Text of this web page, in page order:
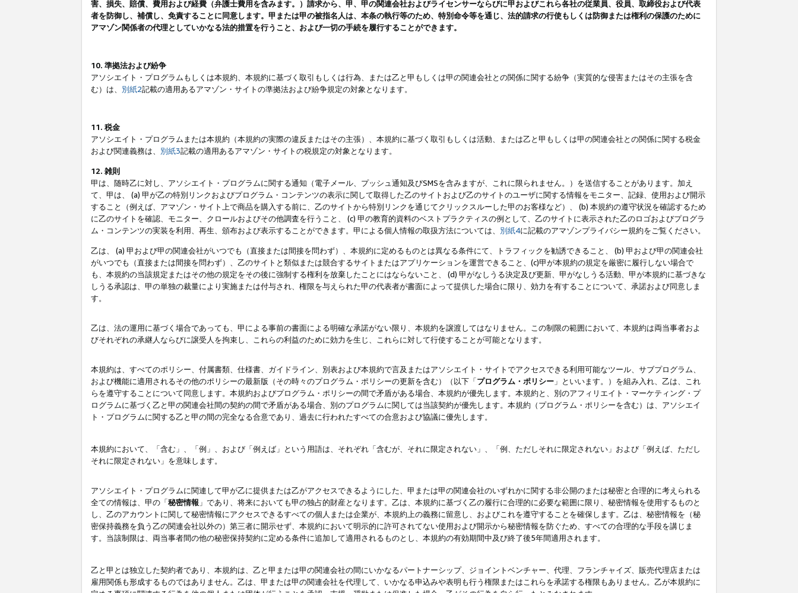
害、損失、賠償、費用および経費（弁護士費用を含みます。）請求から、甲、甲の関連会社およびライセンサーならびに甲およびこれら各社の従業員、役員、取締役および代表
者を防御し、補償し、免責することに同意します。甲または甲の被指名人は、本条の執行等のため、特別命令等を通じ、法的請求の行使もしくは防御または権利の保護のために
アマゾン関係者の代理としていかなる法的措置を行うこと、および一切の手続を履行することができます。
10. 準拠法および紛争
アソシエイト・プログラムもしくは本規約、本規約に基づく取引もしくは行為、または乙と甲もしくは甲の関連会社との関係に関する紛争（実質的な侵害またはその主張を含
む）は、 別紙2記載の適用あるアマゾン・サイトの準拠法および紛争規定の対象となります。
11. 税金
アソシエイト・プログラムまたは本規約（本規約の実際の違反またはその主張）、本規約に基づく取引もしくは活動、または乙と甲もしくは甲の関連会社との関係に関する税金
および関連義務は、 別紙3記載の適用あるアマゾン・サイトの税規定の対象となります。
12. 雑則
甲は、随時乙に対し、アソシエイト・プログラムに関する通知（電子メール、プッシュ通知及びSMSを含みますが、これに限られません。）を送信することがあります。加え
て、甲は、 (a) 甲が乙の特別リンクおよびプログラム・コンテンツの表示に関して取得した乙のサイトおよび乙のサイトのユーザに関する情報をモニター、記録、使用および開示
すること（例えば、アマゾン・サイト上で商品を購入する前に、乙のサイトから特別リンクを通じてクリックスルーした甲のお客様など）、 (b) 本規約の遵守状況を確認するため
に乙のサイトを確認、モニター、クロールおよびその他調査を行うこと、 (c) 甲の教育的資料のベストプラクティスの例として、乙のサイトに表示された乙のロゴおよびプログラ
ム・コンテンツの実装を利用、再生、頒布および表示することができます。甲による個人情報の取扱方法については、 別紙4に記載のアマゾンプライバシー規約をご覧ください。
乙は、 (a) 甲および甲の関連会社がいつでも（直接または間接を問わず）、本規約に定めるものとは異なる条件にて、トラフィックを勧誘できること、 (b) 甲および甲の関連会社
がいつでも（直接または間接を問わず）、乙のサイトと類似または競合するサイトまたはアプリケーションを運営できること、(c)甲が本規約の規定を厳密に履行しない場合で
も、本規約の当該規定またはその他の規定をその後に強制する権利を放棄したことにはならないこと、 (d) 甲がなしうる決定及び更新、甲がなしうる活動、甲が本規約に基づきな
しうる承認は、甲の単独の裁量により実施または付与され、権限を与えられた甲の代表者が書面によって提供した場合に限り、効力を有することについて、承諾および同意しま
す。
乙は、法の運用に基づく場合であっても、甲による事前の書面による明確な承諾がない限り、本規約を譲渡してはなりません。この制限の範囲において、本規約は両当事者およ
びそれぞれの承継人ならびに譲受人を拘束し、これらの利益のために効力を生じ、これらに対して行使することが可能となります。
本規約は、すべてのポリシー、付属書類、仕様書、ガイドライン、別表および本規約で言及またはアソシエイト・サイトでアクセスできる利用可能なツール、サブプログラム、
および機能に適用されるその他のポリシーの最新版（その時々のプログラム・ポリシーの更新を含む）（以下「プログラム・ポリシー 」といいます。）を組み入れ、乙は、これ
らを遵守することについて同意します。本規約およびプログラム・ポリシーの間で矛盾がある場合、本規約が優先します。本規約と、別のアフィリエイト・マーケティング・プ
ログラムに基づく乙と甲の関連会社間の契約の間で矛盾がある場合、別のプログラムに関しては当該契約が優先します。本規約（プログラム・ポリシーを含む）は、アソシエイ
ト・プログラムに関する乙と甲の間の完全なる合意であり、過去に行われたすべての合意および協議に優先します。
本規約において、「含む」、「例」、および「例えば」という用語は、それぞれ「含むが、それに限定されない」、「例、ただしそれに限定されない」および「例えば、ただし
それに限定されない」を意味します。
アソシエイト・プログラムに関連して甲が乙に提供または乙がアクセスできるようにした、甲または甲の関連会社のいずれかに関する非公開のまたは秘密と合理的に考えられる
全ての情報は、甲の「秘密情報 」であり、将来においても甲の独占的財産となります。乙は、本規約に基づく乙の履行に合理的に必要な範囲に限り、秘密情報を使用するものと
し、乙のアカウントに関して秘密情報にアクセスできるすべての個人または企業が、本規約上の義務に留意し、およびこれを遵守することを確保します。乙は、秘密情報を（秘
密保持義務を負う乙の関連会社以外の）第三者に開示せず、本規約において明示的に許可されてない使用および開示から秘密情報を防ぐため、すべての合理的な手段を講じま
す。当該制限は、両当事者間の他の秘密保持契約に定める条件に追加して適用されるものとし、本規約の有効期間中及び終了後5年間適用されます。
乙と甲とは独立した契約者であり、本規約は、乙と甲または甲の関連会社の間にいかなるパートナーシップ、ジョイントベンチャー、代理、フランチャイズ、販売代理店または
雇用関係も形成するものではありません。乙は、甲または甲の関連会社を代理して、いかなる申込みや表明も行う権限またはこれらを承諾する権限もありません。乙が本規約に